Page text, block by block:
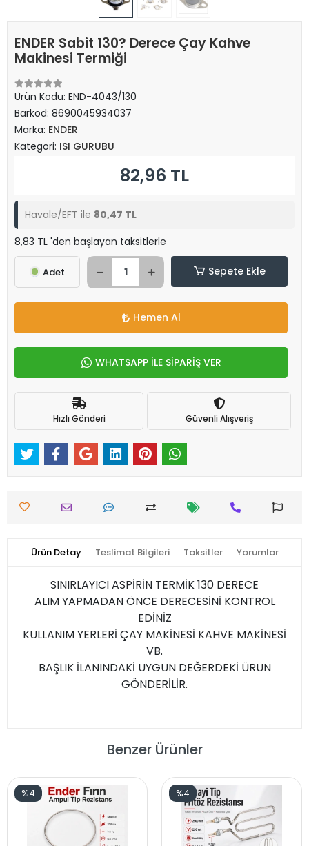
ENDER Sabit 130? Derece Çay Kahve
Makinesi Termiği
Ürün Kodu: END-4043/130
Barkod: 8690045934037
Marka: ENDER
Kategori: ISI GURUBU
82,96 TL
Havale/EFT ile 80,47 TL
8,83 TL 'den başlayan taksitlerle
Adet Sepete Ekle
Hemen Al
WHATSAPP İLE SİPARİŞ VER
Hızlı Gönderi Güvenli Alışveriş
Ürün Detay Teslimat Bilgileri Taksitler Yorumlar
SINIRLAYICI ASPİRİN TERMİK 130 DERECE
ALIM YAPMADAN ÖNCE DERECESİNİ KONTROL
EDİNİZ
KULLANIM YERLERİ ÇAY MAKİNESİ KAHVE MAKİNESİ
VB.
BAŞLIK İLANINDAKİ UYGUN DEĞERDEKİ ÜRÜN
GÖNDERİLİR.
Benzer Ürünler
%4 %4